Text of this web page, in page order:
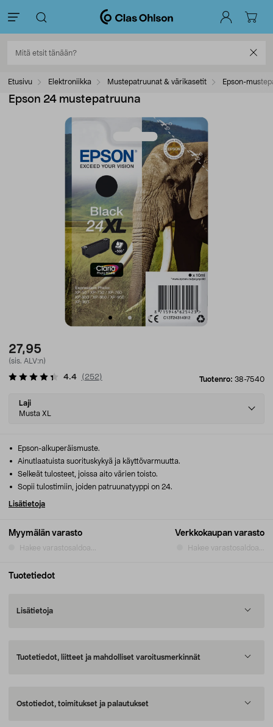
Etusivu Elektroniikka Mustepatruunat & värikasetit Epson-
Epson 24 mustepatruuna
27,95
(sis. ALV:n)
Tuotenro: 38-7540
4.4 ( 252)
Select
variant
Laji
Musta XL
Myymälän varasto
Hakee varastosaldoa...
Verkkokaupan varasto
Hakee varastosaldoa...
Epson-alkuperäismuste.
Ainutlaatuista suorituskykyä ja käyttövarmuutta.
Selkeät tulosteet, joissa aito värien toisto.
Sopii tulostimiin, joiden patruunatyyppi on 24.
Lisätietoja
Tuotetiedot
Lisätietoja
Tuotetiedot, liitteet ja mahdolliset varoitusmerkinnät
Ostotiedot, toimitukset ja palautukset